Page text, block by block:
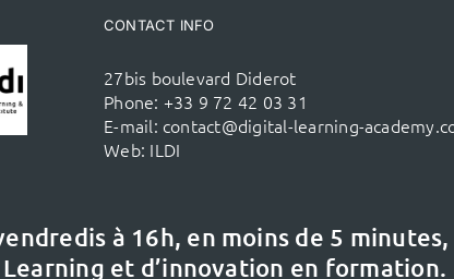
CONTACT INFO
27bis boulevard Diderot
Phone: +33 9 72 42 03 31
E-mail: contact@digital-learning-
Web: ILDI
à 16h, en moins de 5
Learning et d’innovation en formation.